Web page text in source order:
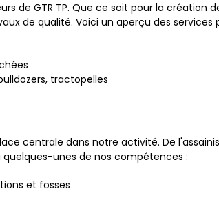
de GTR TP. Que ce soit pour la
de qualité. Voici un aperçu des services
tractopelles
centrale dans notre activité. De
unes de nos compétences :
et fosses